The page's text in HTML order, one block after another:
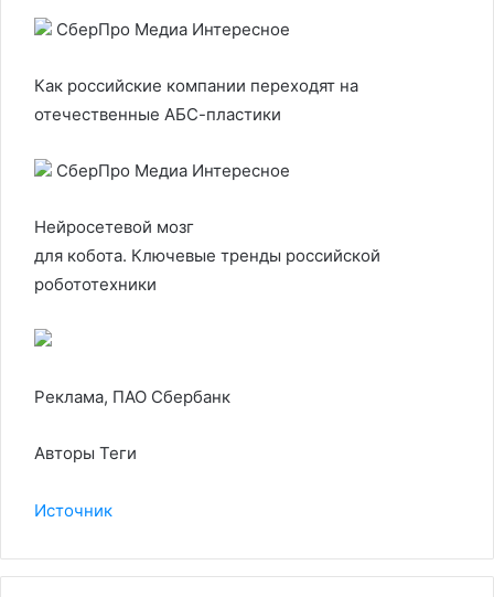
СберПро Медиа Интересное
Как российские компании переходят на
отечественные АБС-пластики
СберПро Медиа Интересное
Нейросетевой мозг
для кобота. Ключевые тренды российской
робототехники
Реклама, ПАО Сбербанк
Авторы Теги
Источник